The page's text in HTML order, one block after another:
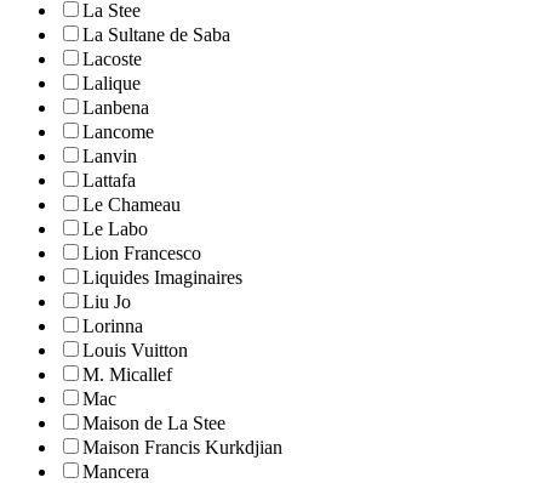
La Stee
La Sultane de Saba
Lacoste
Lalique
Lanbena
Lancome
Lanvin
Lattafa
Le Chameau
Le Labo
Lion Francesco
Liquides Imaginaires
Liu Jo
Lorinna
Louis Vuitton
M. Micallef
Mac
Maison de La Stee
Maison Francis Kurkdjian
Mancera